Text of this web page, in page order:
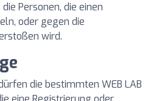
Personen, die einen
oder gegen die
wird.
die bestimmten WEB LAB